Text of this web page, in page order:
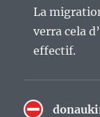
La
verra cela
effectif.